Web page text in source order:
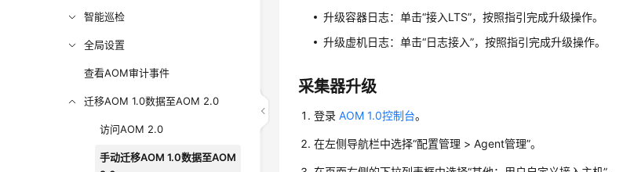
智能巡检
全局设置
查看AOM审计事件
迁移AOM 1.0数据至AOM 2.0
访问AOM 2.0
手动迁移AOM 1.0数据至AOM
升级容器日志：单击“接入LTS”，按照指引完成升级操作。
升级虚机日志：单击“日志接入”，按照指引完成升级操作。
采集器升级
登录AOM 1.0控制台。
在左侧导航栏中选择“配置管理 > Agent管理”。